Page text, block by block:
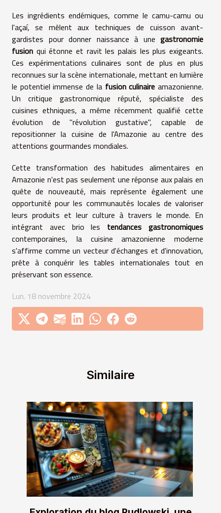
Les ingrédients endémiques, comme le camu-camu ou
l'açaí, se mêlent aux techniques de cuisson avant-
gardistes pour donner naissance à une gastronomie
fusion qui étonne et ravit les palais les plus exigeants.
Ces expérimentations culinaires sont de plus en plus
reconnues sur la scène internationale, mettant en lumière
le potentiel immense de la fusion culinaire amazonienne.
Un critique gastronomique réputé, spécialiste des
cuisines ethniques, a même récemment qualifié cette
évolution de "révolution gustative", capable de
repositionner la cuisine de l'Amazonie au centre des
attentions gourmandes mondiales.
Cette transformation des habitudes alimentaires en
Amazonie n'est pas seulement une réponse aux palais en
quête de nouveauté, mais représente également une
opportunité pour les communautés locales de valoriser
leurs produits et leur culture à travers le monde. En
intégrant avec brio les tendances gastronomiques
contemporaines, la cuisine amazonienne moderne
s'affirme comme un vecteur d'échanges et d'innovation,
prête à conquérir les tables internationales tout en
préservant son essence.
Lun. 18 novembre 2024
Similaire